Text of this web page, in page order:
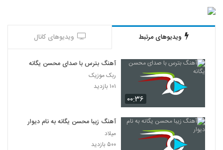
ویدیوهای مرتبط ویدیوهای کانال
۰۰:۳۶
آهنگ بترس با صدای محسن یگانه
ربک موزیک
۱۰۱ بازدید
آهنگ زیبا محسن یگانه به نام دیوار
میلاد
۵۰۰ بازدید